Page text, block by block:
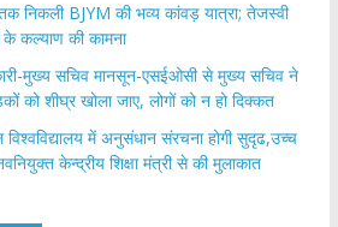
निकली BJYM की भव्य कांवड़ यात्रा; तेजस्वी
के कल्याण की कामना
मुख्य सचिव मानसून-एसईओसी से मुख्य सचिव ने
को शीघ्र खोला जाए, लोगों को न हो दिक्कत
में अनुसंधान संरचना होगी सुदृढ,उच्च
केन्द्रीय शिक्षा मंत्री से की मुलाकात